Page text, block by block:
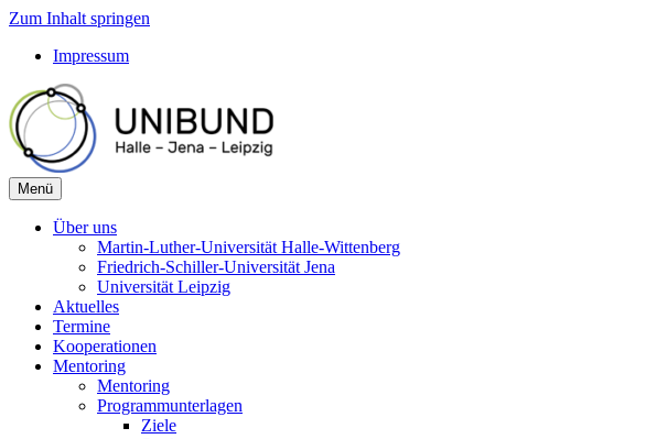
Zum Inhalt springen
Impressum
Menü
Über uns
Martin-Luther-Universität Halle-Wittenberg
Friedrich-Schiller-Universität Jena
Universität Leipzig
Aktuelles
Termine
Kooperationen
Mentoring
Mentoring
Programmunterlagen
Ziele